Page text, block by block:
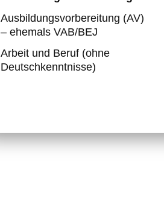
Ausbildungsvorbereitung (AV)
– ehemals VAB/BEJ
Arbeit und Beruf (ohne
Deutschkenntnisse)